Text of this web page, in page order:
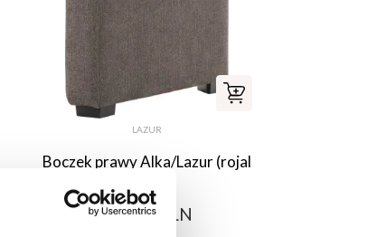
LAZUR
Boczek prawy Alka/Lazur (rojal
269,00 PLN